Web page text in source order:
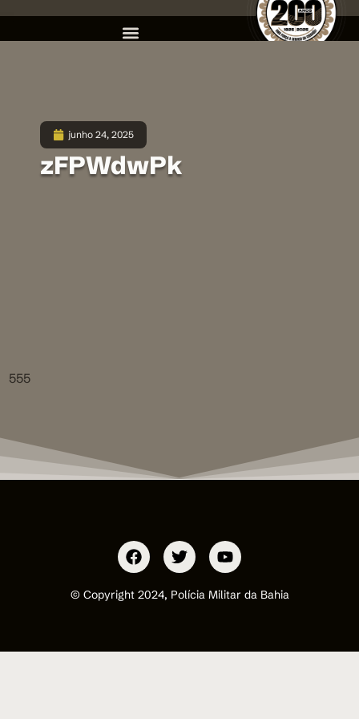
junho 24, 2025
zFPWdwPk
555
© Copyright 2024, Polícia Militar da Bahia